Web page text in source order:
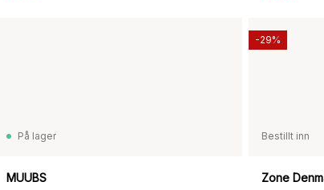
På lager
MUUBS
Bestillt inn
Zone
-29%